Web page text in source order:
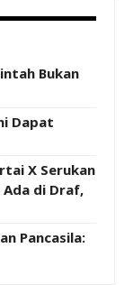
Bukan
Dapat
X Serukan
Ada di Draf,
Pancasila: